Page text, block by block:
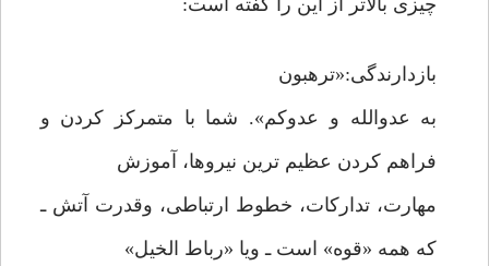
چیزی بالاتر از این را گفته است:
بازدارندگی:«ترهبون
به عدوالله و عدوکم». شما با متمرکز کردن و
فراهم کردن عظیم ترین نیروها، آموزش
مهارت، تدارکات، خطوط ارتباطی، وقدرت آتش ـ
که همه «قوه» است ـ ویا «رباط الخیل»